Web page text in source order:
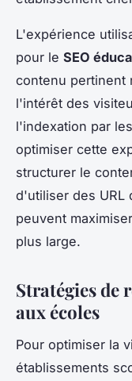
L'expérience
pour le SEO
contenu pertinent
l'intérêt des
l'indexation par
optimiser cette
structurer le
d'utiliser des URL
peuvent
plus large.
Stratégies de
aux écoles
Pour optimiser la
établissements